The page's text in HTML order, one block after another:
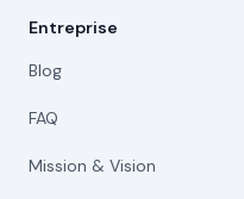
Entreprise
Blog
FAQ
Mission & Vision